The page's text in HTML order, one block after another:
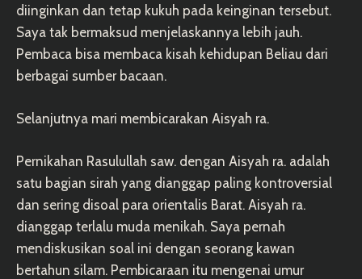
diinginkan dan tetap kukuh pada keinginan tersebut.
Saya tak bermaksud menjelaskannya lebih jauh.
Pembaca bisa membaca kisah kehidupan Beliau dari
berbagai sumber bacaan.
Selanjutnya mari membicarakan Aisyah ra.
Pernikahan Rasulullah saw. dengan Aisyah ra. adalah
satu bagian sirah yang dianggap paling kontroversial
dan sering disoal para orientalis Barat. Aisyah ra.
dianggap terlalu muda menikah. Saya pernah
mendiskusikan soal ini dengan seorang kawan
bertahun silam. Pembicaraan itu mengenai umur